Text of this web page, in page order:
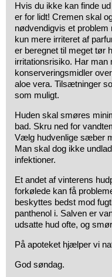
Hvis du ikke kan finde
er for lidt! Cremen skal
nødvendigvis et problem
kun mere irriteret af
er beregnet til meget tør
irritationsrisiko. Har man
konserveringsmidler
aloe vera. Tilsætninger
som muligt.
Huden skal smøres
bad. Skru ned for
Vælg hudvenlige sæber
Man skal dog ikke
infektioner.
Et andet af vinterens
forkølede kan få
beskyttes bedst mod
panthenol i. Salven er
udsatte hud ofte, og
På apoteket hjælper vi
God søndag.